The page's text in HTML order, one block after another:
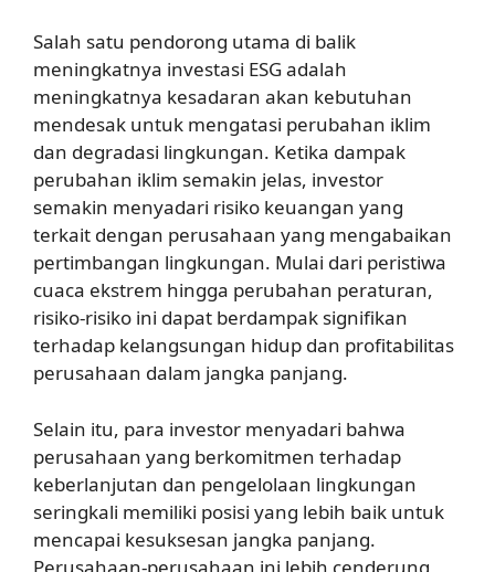
Salah satu pendorong utama di balik
meningkatnya investasi ESG adalah
meningkatnya kesadaran akan kebutuhan
mendesak untuk mengatasi perubahan iklim
dan degradasi lingkungan. Ketika dampak
perubahan iklim semakin jelas, investor
semakin menyadari risiko keuangan yang
terkait dengan perusahaan yang mengabaikan
pertimbangan lingkungan. Mulai dari peristiwa
cuaca ekstrem hingga perubahan peraturan,
risiko-risiko ini dapat berdampak signifikan
terhadap kelangsungan hidup dan profitabilitas
perusahaan dalam jangka panjang.
Selain itu, para investor menyadari bahwa
perusahaan yang berkomitmen terhadap
keberlanjutan dan pengelolaan lingkungan
seringkali memiliki posisi yang lebih baik untuk
mencapai kesuksesan jangka panjang.
Perusahaan-perusahaan ini lebih cenderung